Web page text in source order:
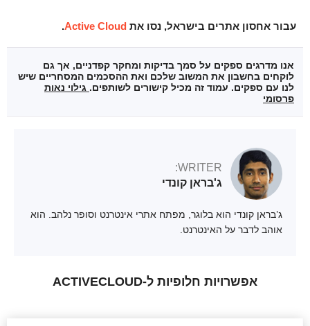
עבור אחסון אתרים בישראל, נסו את Active Cloud
.
אנו מדרגים ספקים על סמך בדיקות ומחקר קפדניים, אך גם
לוקחים בחשבון את המשוב שלכם ואת ההסכמים המסחריים שיש
לנו עם ספקים. עמוד זה מכיל קישורים לשותפים. גילוי נאות
פרסומי
WRITER:
ג'בראן קונדי
ג’בראן קונדי הוא בלוגר, מפתח אתרי אינטרנט וסופר נלהב. הוא
אוהב לדבר על האינטרנט.
אפשרויות חלופיות ל-ACTIVECLOUD